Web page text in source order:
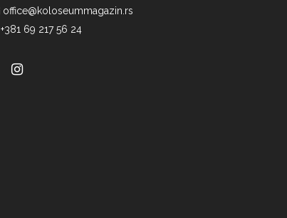
office@koloseummagazin.rs
+381 69 217 56 24